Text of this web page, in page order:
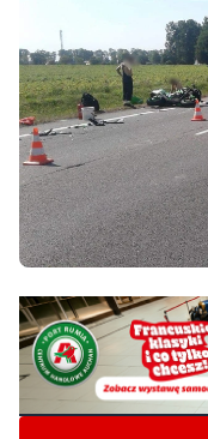
Byliście świadkami
aby nasza redakcja
Wasze sygnały i